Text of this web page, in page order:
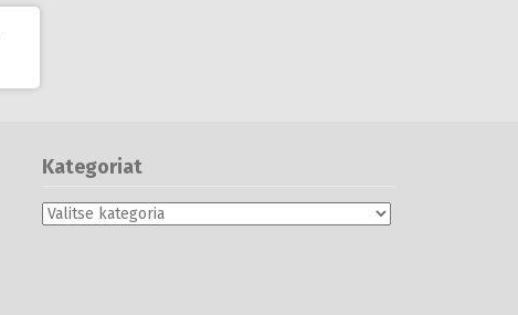
Kategoriat
Kategoriat